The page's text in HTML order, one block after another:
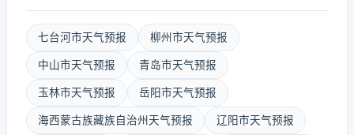
七台河市天气预报 柳州市天气预报
中山市天气预报 青岛市天气预报
玉林市天气预报 岳阳市天气预报
海西蒙古族藏族自治州天气预报 辽阳市天气预报